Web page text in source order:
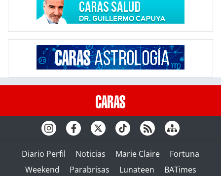
Diario Perfil Noticias Marie Claire
Fortuna
Weekend
Parabrisas Lunateen BATimes